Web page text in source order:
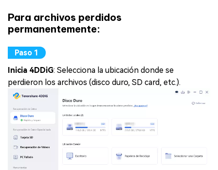
Para archivos perdidos
permanentemente:
Inicia 4DDiG: Selecciona la ubicación donde se
perdieron los archivos (disco duro, SD card, etc.).